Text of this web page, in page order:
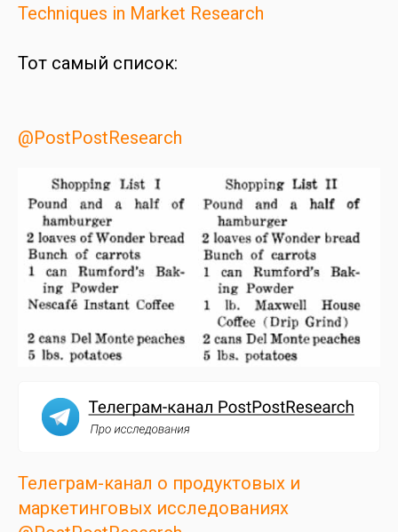
Techniques in Market Research
Тот самый список:
@PostPostResearch
Телеграм-канал о продуктовых и
маркетинговых исследованиях